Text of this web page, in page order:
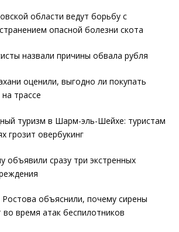
области ведут борьбу с
опасной болезни скота
назвали причины обвала рубля
оценили, выгодно ли покупать
трассе
туризм в Шарм-эль-Шейхе: туристам
грозит овербукинг
объявили сразу три экстренных
Ростова объяснили, почему сирены
время атак беспилотников